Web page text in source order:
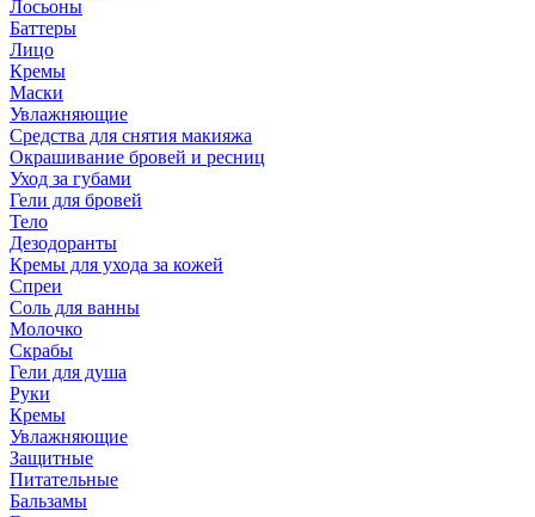
Лосьоны
Баттеры
Лицо
Кремы
Маски
Увлажняющие
Средства для снятия макияжа
Окрашивание бровей и ресниц
Уход за губами
Гели для бровей
Тело
Дезодоранты
Кремы для ухода за кожей
Спреи
Соль для ванны
Молочко
Скрабы
Гели для душа
Руки
Кремы
Увлажняющие
Защитные
Питательные
Бальзамы